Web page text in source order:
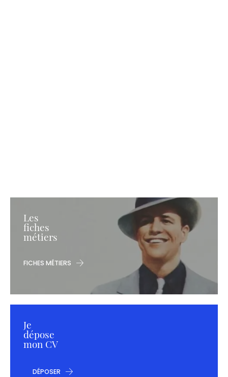
Les
fiches
métiers
FICHES MÉTIERS
Je
dépose
mon CV
DÉPOSER